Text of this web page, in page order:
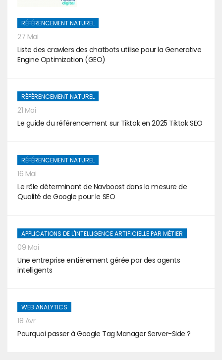
RÉFÉRENCEMENT NATUREL
27 Mai
Liste des crawlers des chatbots utilise pour la Generative
Engine Optimization (GEO)
RÉFÉRENCEMENT NATUREL
21 Mai
Le guide du référencement sur Tiktok en 2025 Tiktok SEO
RÉFÉRENCEMENT NATUREL
16 Mai
Le rôle déterminant de Navboost dans la mesure de
Qualité de Google pour le SEO
APPLICATIONS DE L'INTELLIGENCE ARTIFICIELLE PAR MÉTIER
09 Mai
Une entreprise entièrement gérée par des agents
intelligents
WEB ANALYTICS
18 Avr
Pourquoi passer à Google Tag Manager Server-Side ?